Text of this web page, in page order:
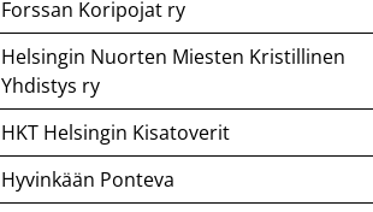
Forssan Koripojat ry
Helsingin Nuorten Miesten Kristillinen
Yhdistys ry
HKT Helsingin Kisatoverit
Hyvinkään Ponteva